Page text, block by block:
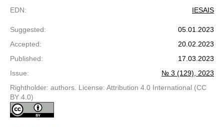
EDN: IESAIS
Suggested:
05.01.2023
Accepted:
20.02.2023
Published:
17.03.2023
Issue:
№ 3 (129), 2023
Rightholder: authors. License: Attribution 4.0 International (CC
BY 4.0)